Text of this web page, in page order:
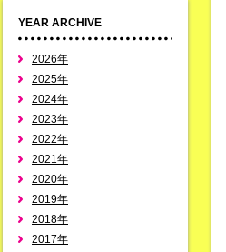
YEAR ARCHIVE
2026年
2025年
2024年
2023年
2022年
2021年
2020年
2019年
2018年
2017年